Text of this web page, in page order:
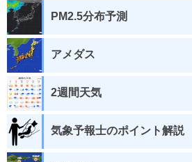
PM2.5分布予測
アメダス
2週間天気
気象予報士のポイント解説